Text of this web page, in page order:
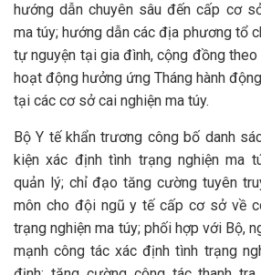
hướng dẫn chuyên sâu đến cấp cơ
ma túy; hướng dẫn các địa phương tổ
tự nguyện tại gia đình, cộng đồng
hoạt động hưởng ứng Tháng hành
tại các cơ sở cai nghiện ma túy.
Bộ Y tế khẩn trương công bố danh
kiện xác định tình trạng nghiện ma
quản lý; chỉ đạo tăng cường tuyên
môn cho đội ngũ y tế cấp cơ sở về
trạng nghiện ma túy; phối hợp với Bộ,
mạnh công tác xác định tình trạng